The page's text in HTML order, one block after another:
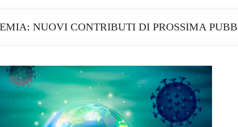
NUOVI CONTRIBUTI DI PROSSIMA